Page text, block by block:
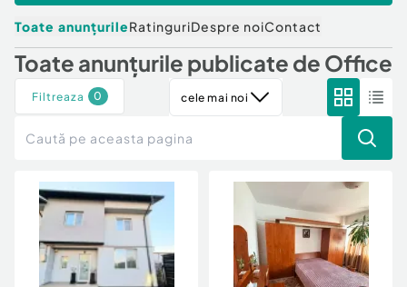
Servicii
Animale de companie
Afaceri și echipamente profesionale
Inchiriere Bunuri si Vehicule
Piese auto si accesorii
Dacia Duster
Toate anunțurileRatinguriDespre noiContact
Toate anunțurile publicate de Office
Filtreaza 0 cele mai noi